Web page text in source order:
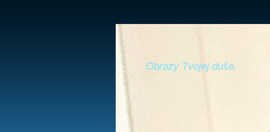
Obrazy Tvojej duše.